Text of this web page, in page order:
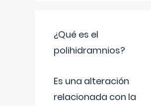
¿Qué es el
polihidramnios?
Es una alteración
relacionada con la